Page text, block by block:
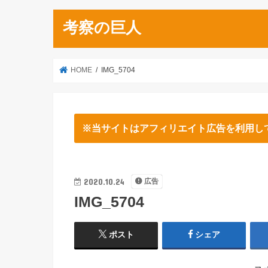
考察の巨人
HOME IMG_5704
※当サイトはアフィリエイト広告を利用し
2020.10.24 広告
IMG_5704
ポスト シェア